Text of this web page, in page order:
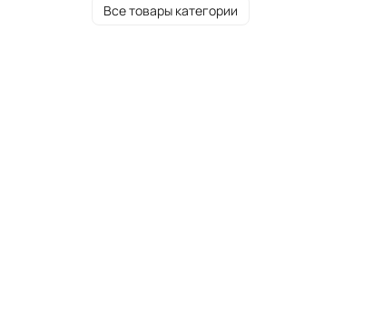
Все товары категории